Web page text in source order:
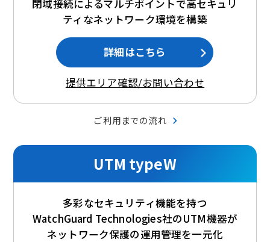
閉域接続によるマルチポイントで高セキュリ
ティなネットワーク環境を構築
詳細はこちら
提供エリア確認/お問い合わせ
ご利用までの流れ
UTM typeW
多彩なセキュリティ機能を持つ
WatchGuard Technologies社のUTM機器が
ネットワーク保護の運用管理を一元化